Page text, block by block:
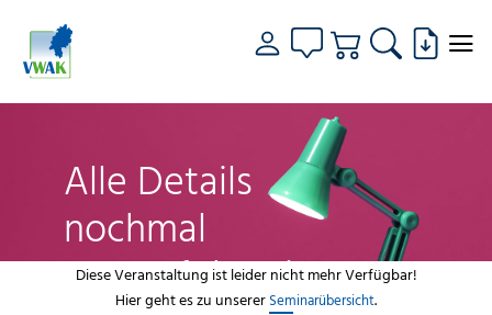
Alle Details
nochmal
genau fokussiert
Diese Veranstaltung ist leider nicht mehr Verfügbar!
Hier geht es zu unserer Seminarübersicht.